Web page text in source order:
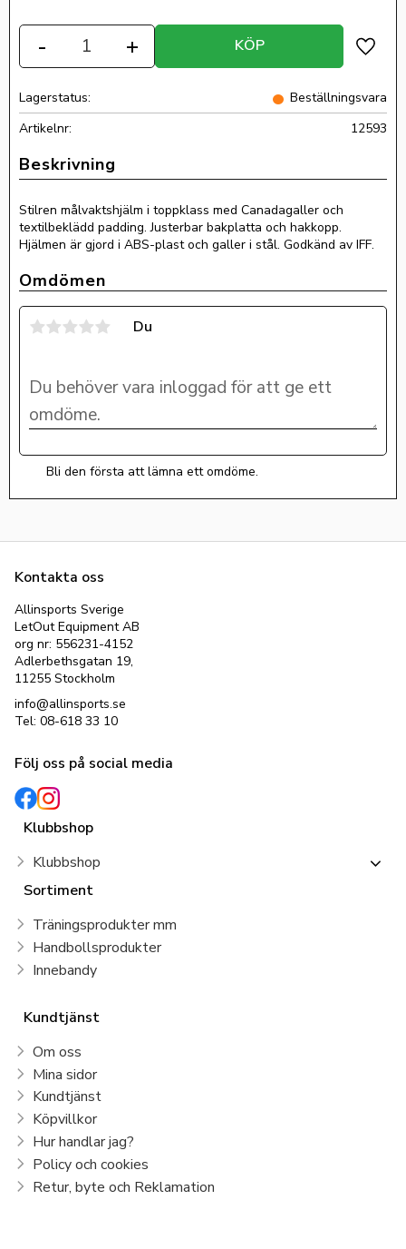
+
- KÖP
Lägg
Lagerstatus
Beställningsvara
Artikelnr
12593
Stilren målvaktshjälm i toppklass med Canadagaller och
textilbeklädd padding. Justerbar bakplatta och hakkopp.
Hjälmen är gjord i ABS-plast och galler i stål. Godkänd av IFF.
Omdömen
Du
Bli den första att lämna ett omdöme.
Kontakta oss
Allinsports Sverige
LetOut Equipment AB
org nr: 556231-4152
Adlerbethsgatan 19,
11255 Stockholm
info@allinsports.se
Tel: 08-618 33 10
Följ oss på social media
Klubbshop
Klubbshop
Sortiment
Träningsprodukter mm
Handbollsprodukter
Innebandy
Kundtjänst
Om oss
Mina sidor
Kundtjänst
Köpvillkor
Hur handlar jag?
Policy och cookies
Retur, byte och Reklamation